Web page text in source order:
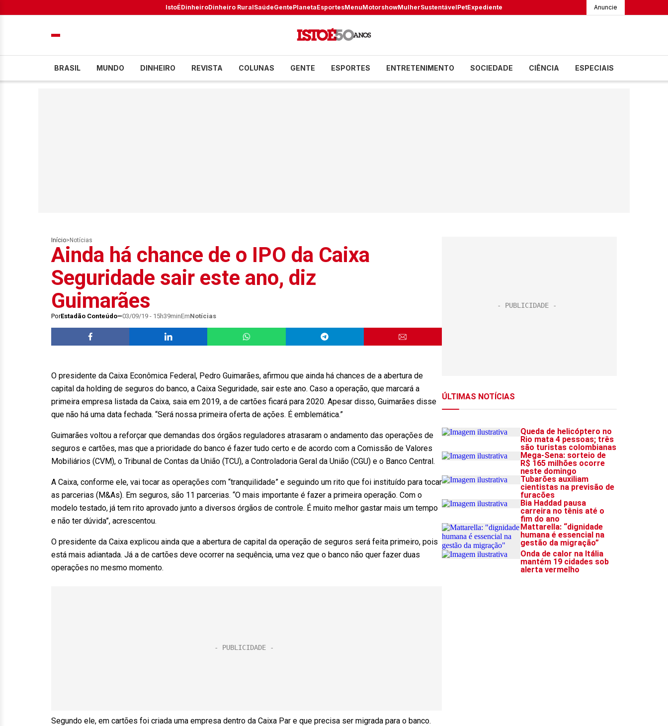
IstoÉDinheiroDinheiro RuralSaúdeGentePlanetaEsportesMenuMotorshowMulherSustentávelPetExpediente Anuncie
BRASIL MUNDO DINHEIRO REVISTA COLUNAS GENTE ESPORTES ENTRETENIMENTO SOCIEDADE CIÊNCIA ESPECIAIS
Início> Notícias
Ainda há chance de o IPO da Caixa
Seguridade sair este ano, diz
Guimarães
PorEstadão Conteúdo 03/09/19 - 15h39minEmNotícias
O presidente da Caixa Econômica Federal, Pedro Guimarães, afirmou que ainda há chances de a abertura de
capital da holding de seguros do banco, a Caixa Seguridade, sair este ano. Caso a operação, que marcará a
primeira empresa listada da Caixa, saia em 2019, a de cartões ficará para 2020. Apesar disso, Guimarães disse
que não há uma data fechada. “Será nossa primeira oferta de ações. É emblemática.”
Guimarães voltou a reforçar que demandas dos órgãos reguladores atrasaram o andamento das operações de
seguros e cartões, mas que a prioridade do banco é fazer tudo certo e de acordo com a Comissão de Valores
Mobiliários (CVM), o Tribunal de Contas da União (TCU), a Controladoria Geral da União (CGU) e o Banco Central.
A Caixa, conforme ele, vai tocar as operações com “tranquilidade” e seguindo um rito que foi instituído para tocar
as parcerias (M&As). Em seguros, são 11 parcerias. “O mais importante é fazer a primeira operação. Com o
modelo testado, já tem rito aprovado junto a diversos órgãos de controle. É muito melhor gastar mais um tempo
e não ter dúvida”, acrescentou.
O presidente da Caixa explicou ainda que a abertura de capital da operação de seguros será feita primeiro, pois
está mais adiantada. Já a de cartões deve ocorrer na sequência, uma vez que o banco não quer fazer duas
operações no mesmo momento.
Segundo ele, em cartões foi criada uma empresa dentro da Caixa Par e que precisa ser migrada para o banco.